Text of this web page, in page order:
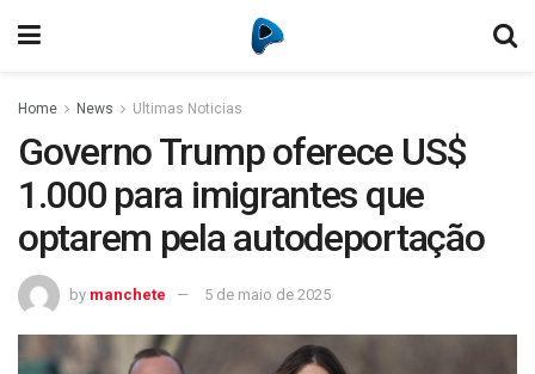
Home News Ultimas Noticias
Governo Trump oferece US$
1.000 para imigrantes que
optarem pela autodeportação
by manchete 5 de maio de 2025